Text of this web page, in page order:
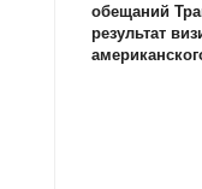
обещаний
результат